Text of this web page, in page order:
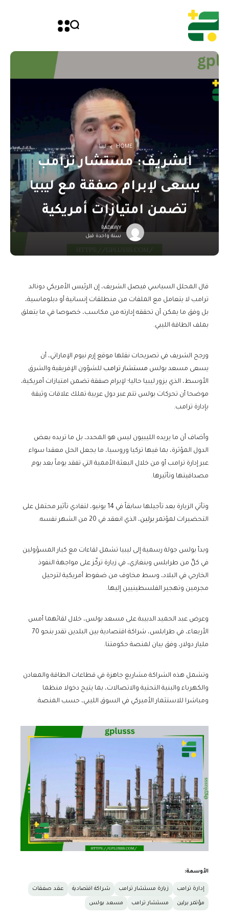
HOME ليبيا
الشريف: مستشار ترامب
يسعى لإبرام صفقة مع ليبيا
تضمن امتيازات أمريكية
BADAWY
سنة واحدة قبل
قال المحلل السياسي فيصل الشريف، إن الرئيس الأمريكي دونالد
ترامب لا يتعامل مع الملفات من منطلقات إنسانية أو دبلوماسية،
بل وفق ما يمكن أن تحققه إدارته من مكاسب، خصوصا في ما يتعلق
بملف الطاقة الليبي.
ورجح الشريف في تصريحات نقلها موقع إرم نيوم الإماراتي، أن
يسعى مسعد بولس مستشار ترامب للشؤون الإفريقية والشرق
الأوسط، الذي يزور ليبيا حاليا؛ لإبرام صفقة تضمن امتيازات أمريكية،
موضحا أن تحركات بولس تتم عبر دول عربية تملك علاقات وثيقة
بإدارة ترامب.
وأضاف أن ما يريده الليبيون ليس هو المحدد، بل ما تريده بعض
الدول المؤثرة، بما فيها تركيا وروسيا، ما يجعل الحل معقدا سواء
عبر إدارة ترامب أو من خلال البعثة الأممية التي تفقد يوماً بعد يوم
مصداقيتها وتأثيرها.
وتأتي الزيارة بعد تأجيلها سابقاً في 14 يونيو، لتفادي تأثير محتمل على
التحضيرات لمؤتمربرلين، الذي انعقد في 20 من الشهر نفسه.
وبدأ بولس جولة رسمية إلى ليبيا تشمل لقاءات مع كبار المسؤولين
في كلٍّ من طرابلس وبنغازي، في زيارة تركّز على مواجهة النفوذ
الخارجي في البلاد، وسط مخاوف من ضغوط أمريكية لترحيل
مجرمين وتهجير الفلسطينيين إليها.
وعرض عبد الحميد الدبيبة على مسعد بولس، خلال لقائهما أمس
الأربعاء، في طرابلس، شراكة اقتصادية بين البلدين تقدر بنحو 70
مليار دولار، وفق بيان لمنصة حكومتنا.
وتشمل هذه الشراكة مشاريع جاهزة في قطاعات الطاقة والمعادن
والكهرباء والبنية التحتية والاتصالات، بما يتيح دخولا منظما
ومباشرا للاستثمار الأميركي في السوق الليبي، حسب المنصة.
الأوسمة:
إدارة ترامب زيارة مستشار ترامب شراكة اقتصادية عقد صفقات
مؤتمر برلين مستشار ترامب مسعد بولس